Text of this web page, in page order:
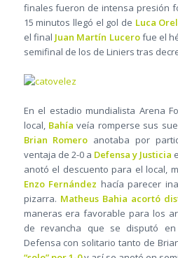
finales fueron de intensa presión
15 minutos llegó el gol de Luca
el final Juan Martín Lucerofue el
semifinal de los de Liniers tras
En el estadio mundialista Arena
local, Bahía veía romperse sus
Brian Romero anotaba por
ventaja de 2-0 a Defensa y Justicia
anotó el descuento para el local,
Enzo Fernández hacía parecer
pizarra. Matheus Bahia acortó
maneras era favorable para los
de revancha que se disputó en
Defensa con solitario tanto de